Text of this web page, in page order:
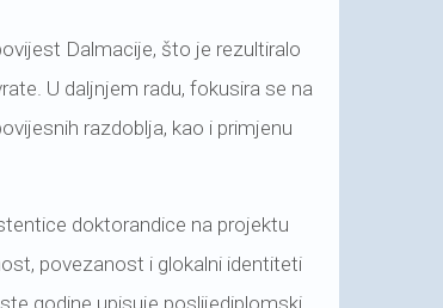
Dalmacije, što je rezultiralo
U daljnjem radu, fokusira se na
razdoblja, kao i primjenu
doktorandice na projektu
povezanost i glokalni identiteti
godine upisuje poslijediplomski